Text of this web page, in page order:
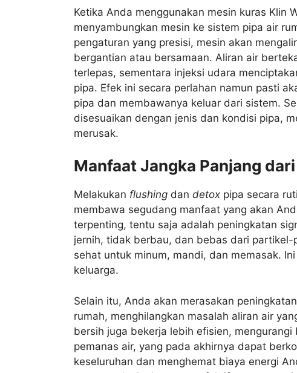
Ketika Anda menggunakan mesin kuras Klin
menyambungkan mesin ke sistem pipa air
pengaturan yang presisi, mesin akan
bergantian atau bersamaan. Aliran air
terlepas, sementara injeksi udara
pipa. Efek ini secara perlahan namun pasti
pipa dan membawanya keluar dari sistem.
disesuaikan dengan jenis dan kondisi pipa,
merusak.
Manfaat Jangka Panjang
Melakukan flushing dan detox pipa secara
membawa segudang manfaat yang akan
terpenting, tentu saja adalah peningkatan
jernih, tidak berbau, dan bebas dari
sehat untuk minum, mandi, dan memasak.
keluarga.
Selain itu, Anda akan merasakan
rumah, menghilangkan masalah aliran air
bersih juga bekerja lebih efisien,
pemanas air, yang pada akhirnya dapat
keseluruhan dan menghemat biaya energi